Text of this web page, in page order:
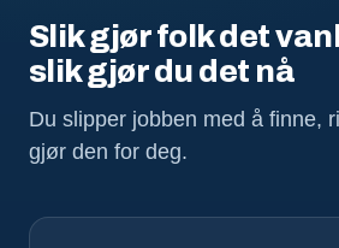
Slik gjør folk det
slik gjør du det nå
Du slipper jobben med å finne,
gjør den for deg.